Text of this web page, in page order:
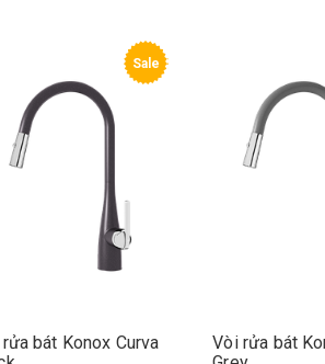
Sale
bát Konox Curva
Vòi rửa bát